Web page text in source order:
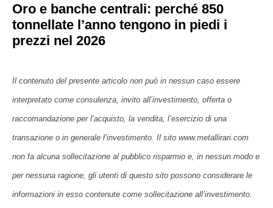
Oro e banche centrali: perché 850
tonnellate l’anno tengono in piedi i
prezzi nel 2026
Il contenuto del presente articolo non può in nessun caso essere
interpretato come consulenza, invito all’investimento, offerta o
raccomandazione per l’acquisto, la vendita, l’esercizio di una
transazione o in generale l’investimento. Il sito www.metallirari.com
non fa alcuna sollecitazione al pubblico risparmio e, in nessun modo e
per nessuna ragione, gli utenti di questo sito possono considerare le
informazioni in esso contenute come sollecitazione all’investimento.